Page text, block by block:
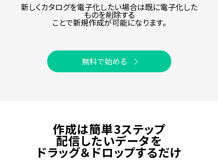
新しくカタログを電子化したい場合は既に電子化した
ものを削除する
ことで新規作成が可能になります。
無料で始める
作成は簡単3ステップ
配信したいデータを
ドラッグ＆ドロップするだけ